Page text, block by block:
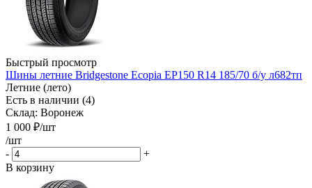
Быстрый просмотр
Шины летние Bridgestone Ecopia EP150 R14 185/70 б/у л682тп
Летние (лето)
Есть в наличии (4)
Склад: Воронеж
1 000 ₽/шт
/шт
-
+
В корзину